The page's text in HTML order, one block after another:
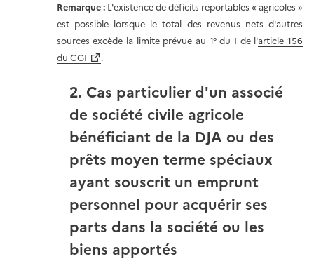
Remarque :L'existence de déficits reportables « agricoles »
est possible lorsque le total des revenus nets d'autres
sources excède la limite prévue au 1° du I de l'article 156
du CGI
.
2. Cas particulier d'un associé
de société civile agricole
bénéficiant de la DJA ou des
prêts moyen terme spéciaux
ayant souscrit un emprunt
personnel pour acquérir ses
parts dans la société ou les
biens apportés